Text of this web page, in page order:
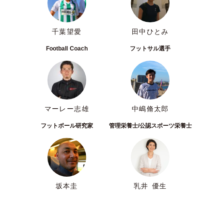
千葉望愛 田中ひとみ
Football Coach
マーレー志雄
フットサル選手
中嶋脩太郎
フットボール研究家
坂本圭
管理栄養士/公認スポーツ栄養士
乳井 優生